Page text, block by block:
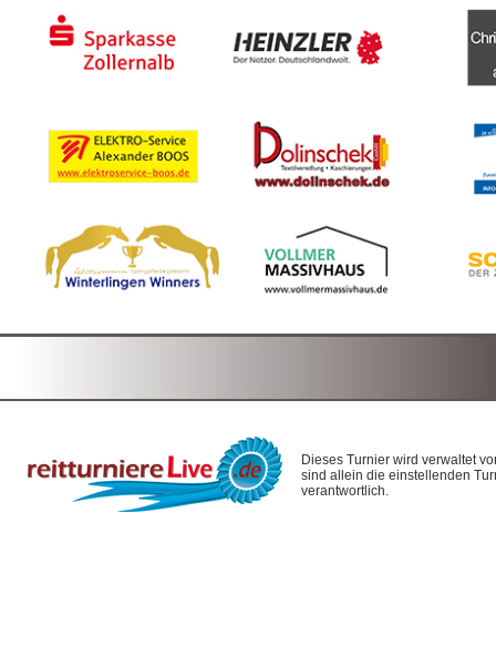
Dieses Turnier wird verwaltet
sind allein die einstellenden
verantwortlich.